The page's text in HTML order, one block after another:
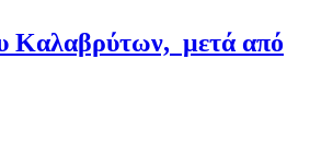
Καλαβρύτων, μετά από